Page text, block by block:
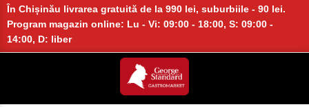
În Chișinău livrarea gratuită de la 990 lei, suburbiile - 90 lei.
Program magazin online: Lu - Vi: 09:00 - 18:00, S: 09:00 -
14:00, D: liber